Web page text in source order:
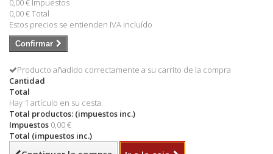
0,00 € Impuestos
0,00 €Total
Estos precios se entienden IVA incluído
Confirmar
Producto añadido correctamente a su carrito de la compra
Cantidad
Total
Hay 1 artículo en su cesta.
Total productos: (impuestos inc.)
Impuestos 0,00 €
Total (impuestos inc.)